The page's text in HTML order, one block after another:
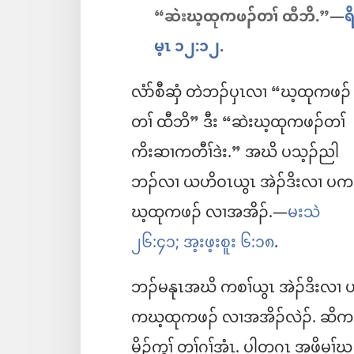
“ဆဲးဃ့ထုကဖၣ်တၢ် ထီဘိ.”—ရိ
မ့ၤ ၁၂:၁၂.
လံာ်စီဆှံ တဲဘၣ်ပှၤလၢ “ဃ့ထုကဖၣ်
တၢ် ထီဘိ” ဒီး “ဆဲးဃ့ထုကဖၣ်တၢ်
ကိးဆၢကတီၢ်ဒဲး.” အဃိ ပသ့ၣ်ညါ
ဘၣ်လၢ ယဟိဝၤယွၤ အဲၣ်ဒိးလၢ ပက
ဃ့ထုကဖၣ်​ လၢအအိၣ်.—မးသဲ
၂၆:၄၁;အ့းဖ့းစူး ၆:၁၈.
ဘၣ်မနုၤအဃိ ကစၢ်ယွၤ အဲၣ်ဒိးလၢ
ကဃ့ထုကဖၣ်​ လၢအအိၣ်လဲၣ်. ဆိက